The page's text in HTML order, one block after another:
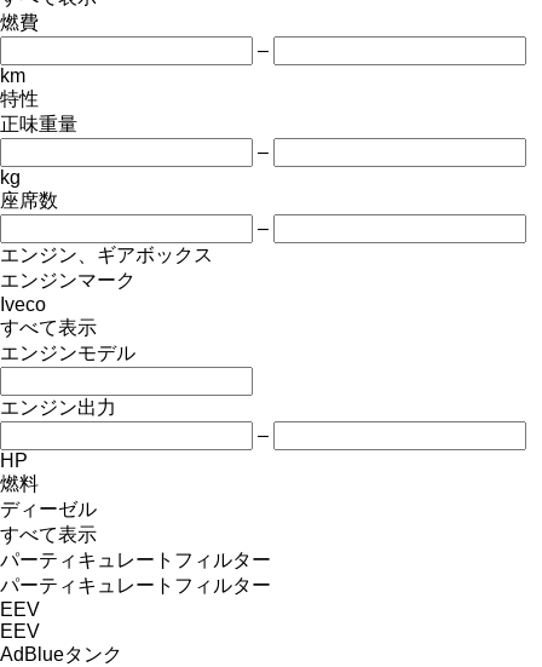
燃費
–
km
特性
正味重量
–
kg
座席数
–
エンジン、ギアボックス
エンジンマーク
Iveco
すべて表示
エンジンモデル
エンジン出力
–
HP
燃料
ディーゼル
すべて表示
パーティキュレートフィルター
パーティキュレートフィルター
EEV
EEV
AdBlueタンク